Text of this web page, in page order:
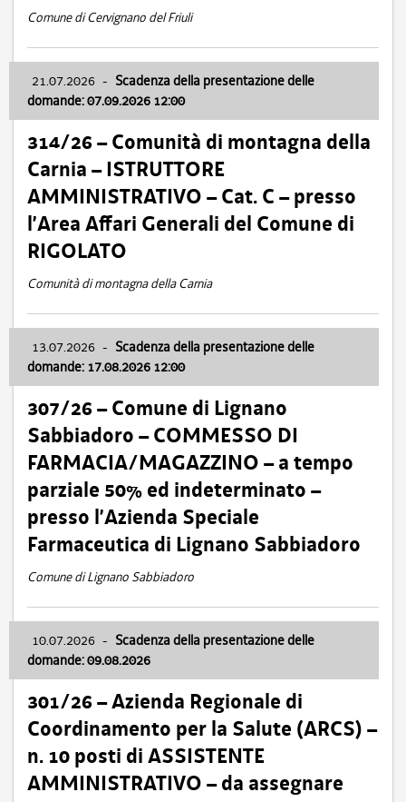
Comune di Cervignano del Friuli
21.07.2026 - Scadenza della presentazione delle
domande: 07.09.2026 12:00
314/26 – Comunità di montagna della
Carnia – ISTRUTTORE
AMMINISTRATIVO – Cat. C – presso
l’Area Affari Generali del Comune di
RIGOLATO
Comunità di montagna della Carnia
13.07.2026 - Scadenza della presentazione delle
domande: 17.08.2026 12:00
307/26 – Comune di Lignano
Sabbiadoro – COMMESSO DI
FARMACIA/MAGAZZINO – a tempo
parziale 50% ed indeterminato –
presso l’Azienda Speciale
Farmaceutica di Lignano Sabbiadoro
Comune di Lignano Sabbiadoro
10.07.2026 - Scadenza della presentazione delle
domande: 09.08.2026
301/26 – Azienda Regionale di
Coordinamento per la Salute (ARCS) –
n. 10 posti di ASSISTENTE
AMMINISTRATIVO – da assegnare